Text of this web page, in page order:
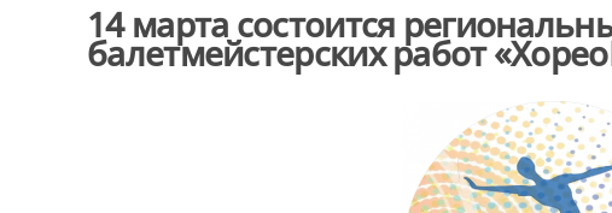
14 марта состоится
балетмейстерских работ